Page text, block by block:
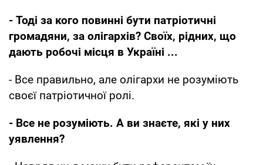
- Тоді за кого повинні бути патріотичні
громадяни, за олігархів? Своїх, рідних, що
дають робочі місця в Україні ...
- Все правильно, але олігархи не розуміють
своєї патріотичної ролі.
- Все не розуміють. А ви знаєте, які у них
уявлення?